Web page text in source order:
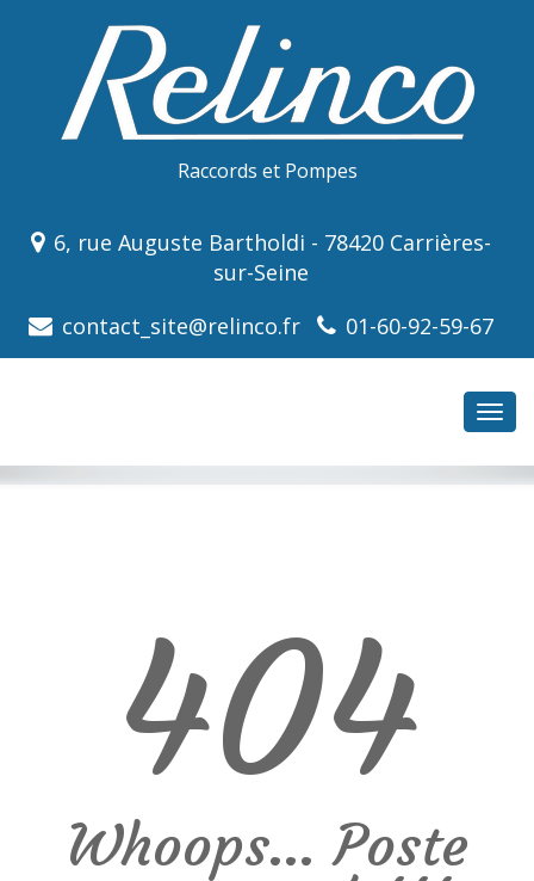
Raccords et Pompes
6, rue Auguste Bartholdi - 78420 Carrières-
sur-Seine
contact_site@relinco.fr
01-60-92-59-67
la
404
Whoops... Poste